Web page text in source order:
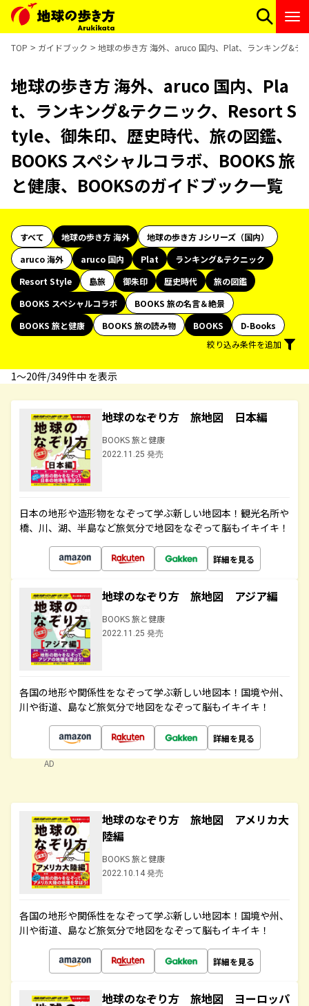
TOP ガイドブック 地球の歩き方 海外、aruco 国内、Plat、ランキング&テ
地球の歩き方 海外、aruco 国内、Pla
t、ランキング&テクニック、Resort S
tyle、御朱印、歴史時代、旅の図鑑、
BOOKS スペシャルコラボ、BOOKS 旅
と健康、BOOKSのガイドブック一覧
すべて 地球の歩き方 海外
地球の歩き方 Jシリーズ（国内）
aruco 海外
aruco 国内 Plat
ランキング&テクニック
Resort Style
島旅 御朱印 歴史時代
旅の図鑑
BOOKS スペシャルコラボ
BOOKS 旅の名言＆絶景
BOOKS 旅と健康
BOOKS 旅の読み物 BOOKS
D-Books
絞り込み条件を追加
1〜20件/349件中 を表示
地球のなぞり方 旅地図 日本編
BOOKS 旅と健康
2022.11.25 発売
日本の地形や造形物をなぞって学ぶ新しい地図本！観光名所や
橋、川、湖、半島など旅気分で地図をなぞって脳もイキイキ！
詳細を見る
地球のなぞり方 旅地図 アジア編
BOOKS 旅と健康
2022.11.25 発売
各国の地形や関係性をなぞって学ぶ新しい地図本！国境や州、
川や街道、島など旅気分で地図をなぞって脳もイキイキ！
詳細を見る
AD
地球のなぞり方 旅地図 アメリカ大
陸編
BOOKS 旅と健康
2022.10.14 発売
各国の地形や関係性をなぞって学ぶ新しい地図本！国境や州、
川や街道、島など旅気分で地図をなぞって脳もイキイキ！
詳細を見る
地球のなぞり方 旅地図 ヨーロッパ